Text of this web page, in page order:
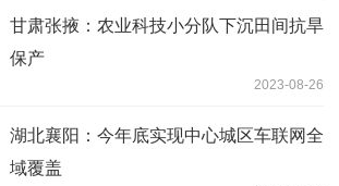
甘肃张掖：农业科技小分队下沉田间抗旱
保产
2023-08-26
湖北襄阳：今年底实现中心城区车联网全
域覆盖